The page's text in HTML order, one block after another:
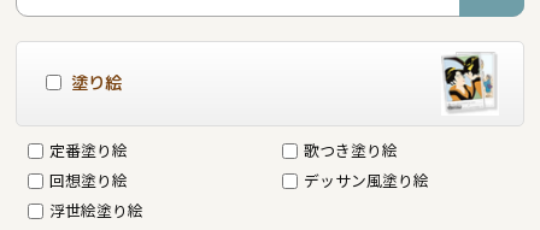
塗り絵
定番塗り絵
歌つき塗り絵
回想塗り絵
デッサン風塗り絵
浮世絵塗り絵